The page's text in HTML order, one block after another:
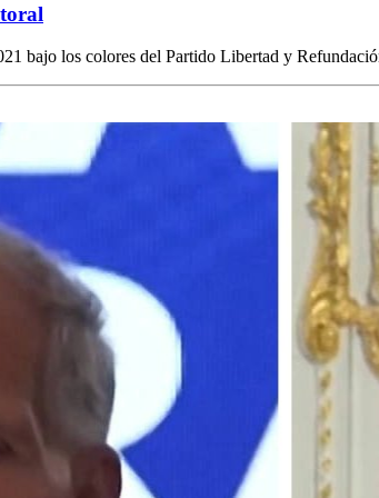
bajo los colores del Partido Libertad y